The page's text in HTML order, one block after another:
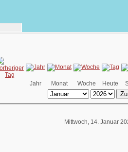
Jahr Monat Woche Heute
Mittwoch, 14. Januar